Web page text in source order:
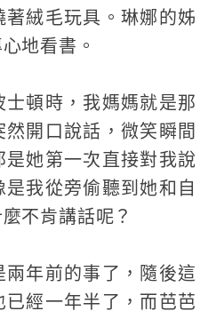
絨毛玩具。琳娜的姊
地看書。
士頓時，我媽媽就是那
開口說話，微笑瞬間
她第一次直接對我說
我從旁偷聽到她和自
不肯講話呢？
年前的事了，隨後這
經一年半了，而芭芭